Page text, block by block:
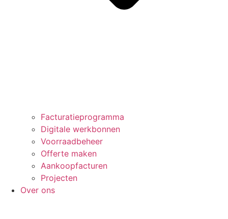
Facturatieprogramma
Digitale werkbonnen
Voorraadbeheer
Offerte maken
Aankoopfacturen
Projecten
Over ons